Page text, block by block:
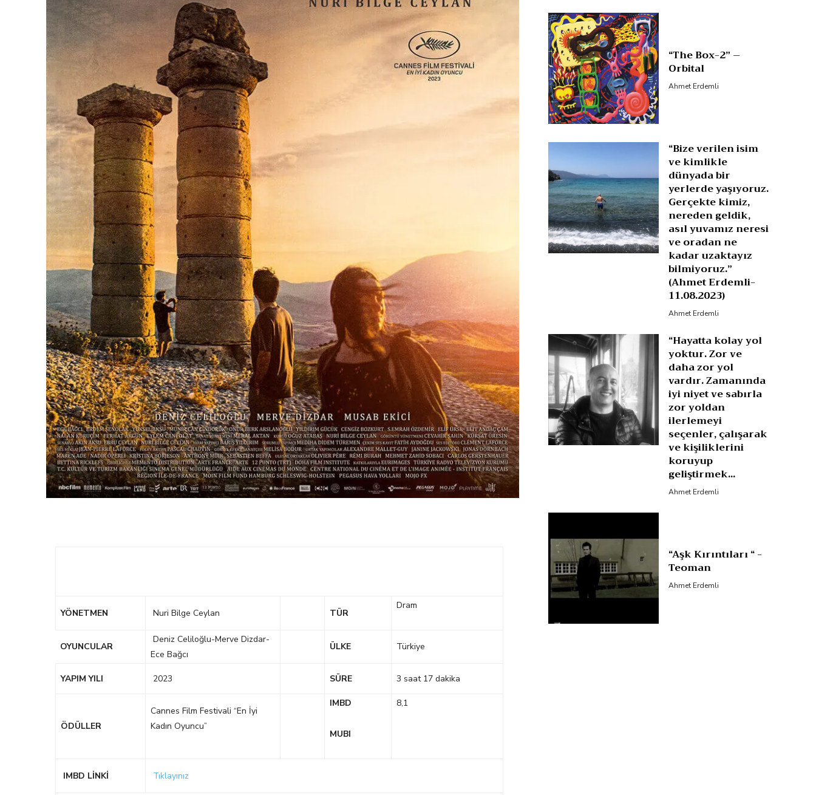
YÖNETMEN Nuri Bilge Ceylan TÜR
Dram
OYUNCULAR
Deniz Celiloğlu-Merve Dizdar-
Ece Bağcı
ÜLKE Türkiye
YAPIM YILI 2023 SÜRE 3 saat 17 dakika
ÖDÜLLER
Cannes Film Festivali “En İyi
Kadın Oyuncu”
IMBD
MUBI
8,1
IMBD LİNKİ Tıklayınız
“The Box-2” –
Orbital
Ahmet Erdemli
“Bize verilen isim
ve kimlikle
dünyada bir
yerlerde yaşıyoruz.
Gerçekte kimiz,
nereden geldik,
asıl yuvamız neresi
ve oradan ne
kadar uzaktayız
bilmiyoruz.”
(Ahmet Erdemli-
11.08.2023)
Ahmet Erdemli
“Hayatta kolay yol
yoktur. Zor ve
daha zor yol
vardır. Zamanında
iyi niyet ve sabırla
zor yoldan
ilerlemeyi
seçenler, çalışarak
ve kişiliklerini
koruyup
geliştirmek...
Ahmet Erdemli
“Aşk Kırıntıları “ -
Teoman
Ahmet Erdemli